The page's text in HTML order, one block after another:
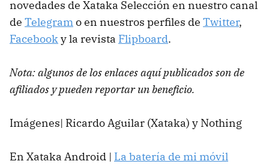
novedades de Xataka Selección en nuestro canal
de Telegramo en nuestros perfiles de Twitter,
Facebooky la revista Flipboard.
Nota: algunos de los enlaces aquí publicados son de
afiliados y pueden reportar un beneficio.
Imágenes| Ricardo Aguilar (Xataka) y Nothing
En Xataka Android | La batería de mi móvil